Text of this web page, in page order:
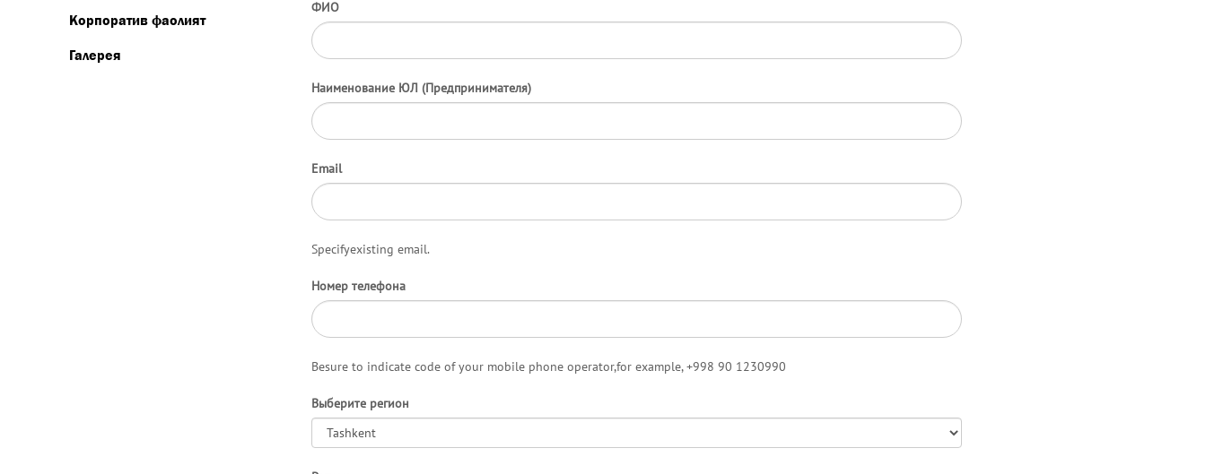
Корпоратив фаолият
Галерея
ФИО
Наименование ЮЛ (Предпринимателя)
Email
Specifyexisting email.
Номер телефона
Besure to indicate code of your mobile phone operator,for example, +998 90 1230990
Выберите регион